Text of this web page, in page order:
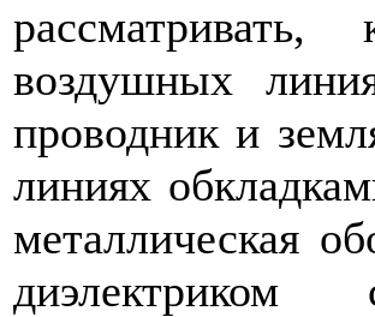
воздушных
проводник и
линиях
металлическая